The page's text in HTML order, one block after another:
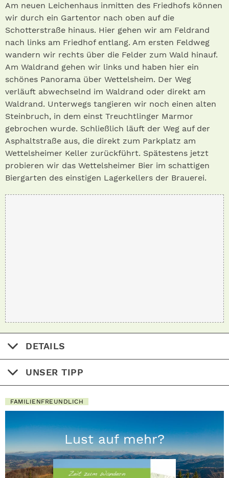
Am neuen Leichenhaus inmitten des Friedhofs können
wir durch ein Gartentor nach oben auf die
Schotterstraße hinaus. Hier gehen wir am Feldrand
nach links am Friedhof entlang. Am ersten Feldweg
wandern wir rechts über die Felder zum Wald hinauf.
Am Waldrand gehen wir links und haben hier ein
schönes Panorama über Wettelsheim. Der Weg
verläuft abwechselnd im Waldrand oder direkt am
Waldrand. Unterwegs tangieren wir noch einen alten
Steinbruch, in dem einst Treuchtlinger Marmor
gebrochen wurde. Schließlich läuft der Weg auf der
Asphaltstraße aus, die direkt zum Parkplatz am
Wettelsheimer Keller zurückführt. Spätestens jetzt
probieren wir das Wettelsheimer Bier im schattigen
Biergarten des einstigen Lagerkellers der Brauerei.
DETAILS
UNSER TIPP
FAMILIENFREUNDLICH
Lust auf mehr?